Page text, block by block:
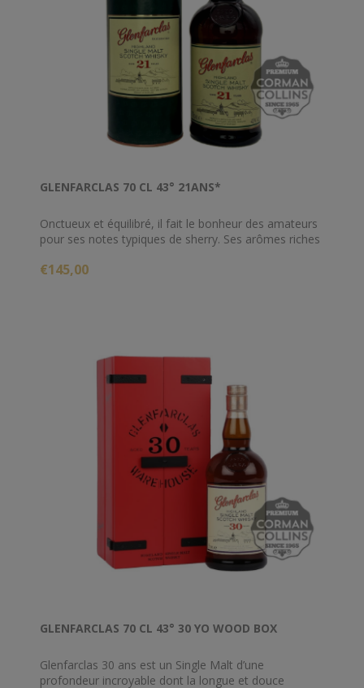
GLENFARCLAS 70 CL 43° 21ANS*
Onctueux et équilibré, il fait le bonheur des amateurs
pour ses notes typiques de sherry. Ses arômes riches
agréablement soutenus par des notes suaves de
€145,00
GLENFARCLAS 70 CL 43° 30 YO WOOD BOX
Glenfarclas 30 ans est un Single Malt d’une
profondeur incroyable dont la longue et douce